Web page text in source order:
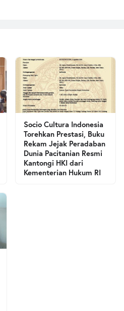
Socio Cultura Indonesia
Torehkan Prestasi, Buku
Rekam Jejak Peradaban
Dunia Pacitanian Resmi
Kantongi HKI dari
Kementerian Hukum RI